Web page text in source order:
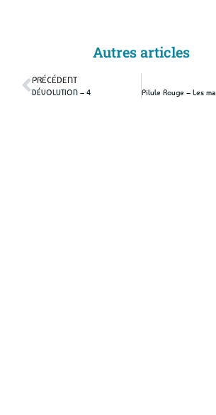
Autres articles
PRÉCÉDENT
DÉVOLUTION – 4